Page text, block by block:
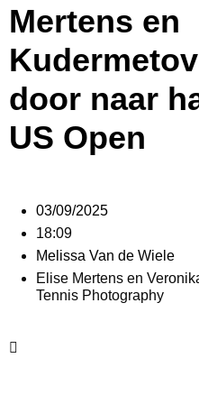
Mertens en
door naar
US Open
03/09/2025
18:09
Melissa Van de Wiele
Elise Mertens en
Tennis Photography